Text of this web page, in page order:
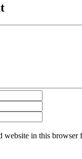
website in this browser